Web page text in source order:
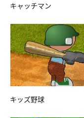
キャッチマン
キッズ野球